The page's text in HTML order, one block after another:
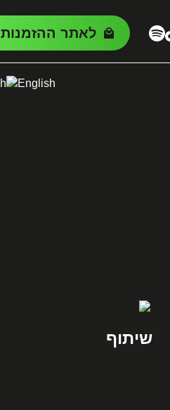
לאתר ההזמנות
English
שיתוף